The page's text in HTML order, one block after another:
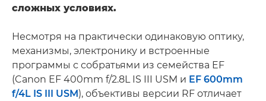
сложных условиях.
Несмотря на практически одинаковую оптику,
механизмы, электронику и встроенные
программы с собратьями из семейства EF
(Canon EF 400mm f/2.8L IS III USM и EF 600mm
f/4L IS III USM), объективы версии RF отличает